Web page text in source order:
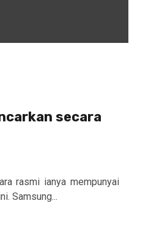
secara
rasmi ianya mempunyai
Samsung...